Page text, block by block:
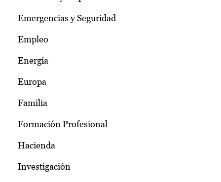
Emergencias y Seguridad
Empleo
Energía
Europa
Familia
Formación Profesional
Hacienda
Investigación